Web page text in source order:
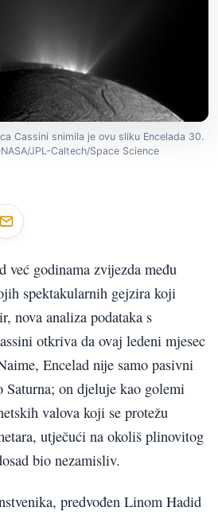
Cassini snimila je ovu sliku Encelada 30.
JPL-Caltech/Space Science
već godinama zvijezda među
spektakularnih gejzira koji
nova analiza podataka s
otkriva da ovaj ledeni mjesec
Encelad nije samo pasivni
on djeluje kao golemi
valova koji se protežu
utječući na okoliš plinovitog
bio nezamisliv.
predvođen Linom Hadid